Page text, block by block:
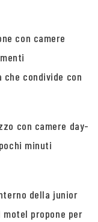
con camere
condivide con
con camere day-
minuti
della junior
motel propone per